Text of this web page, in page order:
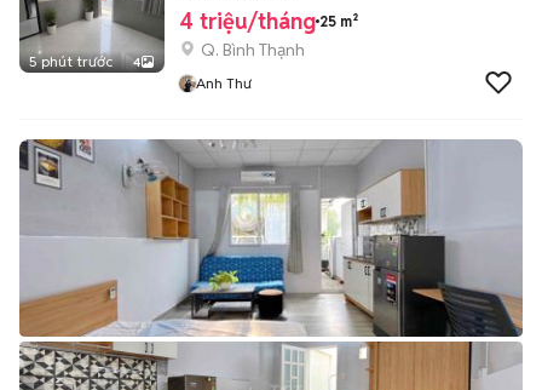
5 phút trước 4
4 triệu/tháng 25 m²
Q. Bình Thạnh
Anh Thư